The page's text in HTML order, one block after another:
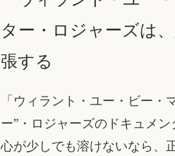
ター・ロジャーズは
張する
「ウィラント・ユー・ビー
ー”・ロジャーズのドキュメ
心が少しでも溶けないなら、